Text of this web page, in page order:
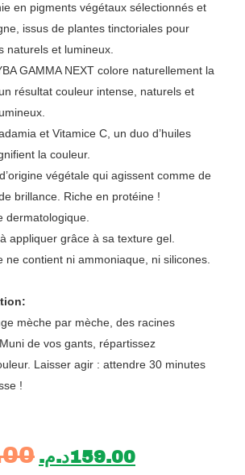
en pigments végétaux sélectionnés et
issus de plantes tinctoriales pour
naturels et lumineux.
GAMMA NEXT colore naturellement la
résultat couleur intense, naturels et
et Vitamice C, un duo d’huiles
la couleur.
végétale qui agissent comme de
brillance. Riche en protéine !
dermatologique.
appliquer grâce à sa texture gel.
ne contient ni ammoniaque, ni silicones.
mèche par mèche, des racines
de vos gants, répartissez
Laisser agir : attendre 30 minutes
!
159.00د.م.